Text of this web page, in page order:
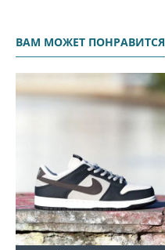
ВАМ МОЖЕТ ПОНРАВИТСЯ